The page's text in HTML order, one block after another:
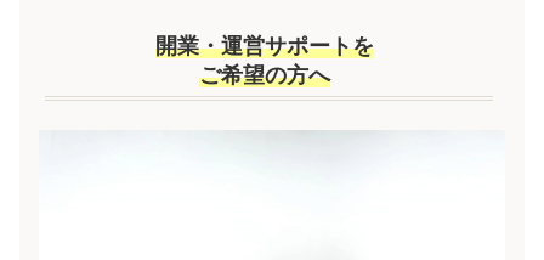
開業・運営サポートを
ご希望の方へ